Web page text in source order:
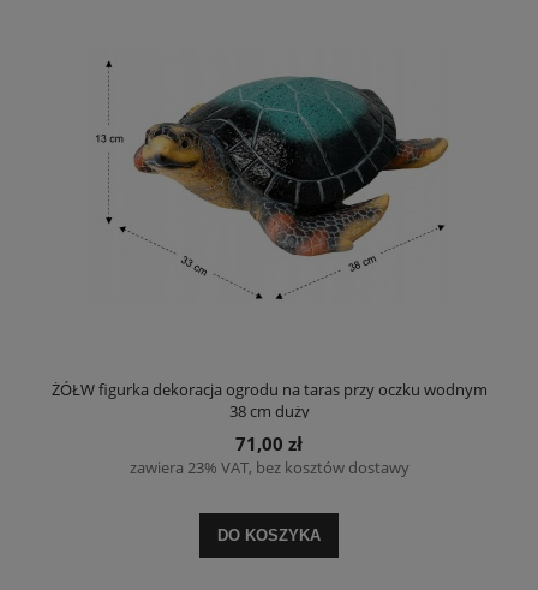
ŻÓŁW figurka dekoracja ogrodu na taras przy oczku wodnym
38 cm duży
71,00 zł
zawiera 23% VAT, bez kosztów dostawy
DO KOSZYKA